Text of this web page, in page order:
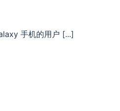
手机的用户 [...]